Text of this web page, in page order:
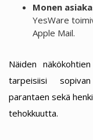
Monen
YesWare
Apple Mail.
Näiden
tarpeisiisi
parantaen sekä
tehokkuutta.